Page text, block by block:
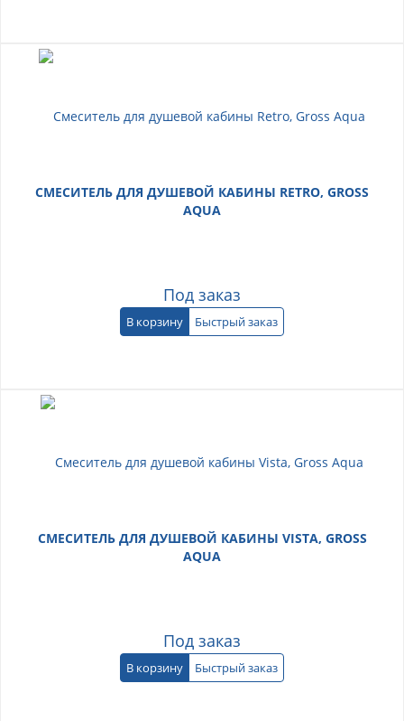
СМЕСИТЕЛЬ ДЛЯ ДУШЕВОЙ КАБИНЫ RETRO, GROSS
AQUA
Под заказ
В корзину Быстрый заказ
СМЕСИТЕЛЬ ДЛЯ ДУШЕВОЙ КАБИНЫ VISTA, GROSS
AQUA
Под заказ
В корзину Быстрый заказ